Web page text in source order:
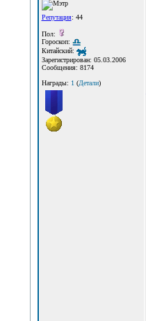
Репутация: 44
Пол:
Гороскоп:
Китайский:
Зарегистрирован: 05.03.2006
Сообщения: 8174
Награды: 1(Детали)